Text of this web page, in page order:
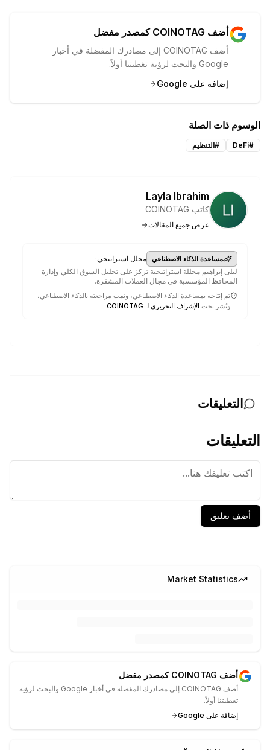
أضف COINOTAG كمصدر مفضل
أضف COINOTAG إلى مصادرك المفضلة في أخبار
Google والبحث لرؤية تغطيتنا أولاً.
إضافة على Google
الوسوم ذات الصلة
#
DeFi
#التنظيم
Layla Ibrahim
كاتب COINOTAG
عرض جميع المقالات
بمساعدة الذكاء الاصطناعي محلل استراتيجي·
ليلى إبراهيم محللة استراتيجية تركز على تحليل السوق الكلي وإدارة
المحافظ المؤسسية في مجال العملات المشفرة.
تم إنتاجه بمساعدة الذكاء الاصطناعي، وتمت مراجعته بالذكاء الاصطناعي،
ونُشر تحت الإشراف التحريري لـ COINOTAG .
التعليقات
التعليقات
أضف تعليق
Market Statistics
أضف COINOTAG كمصدر مفضل
أضف COINOTAG إلى مصادرك المفضلة في أخبار Google والبحث لرؤية
تغطيتنا أولاً.
إضافة على Google